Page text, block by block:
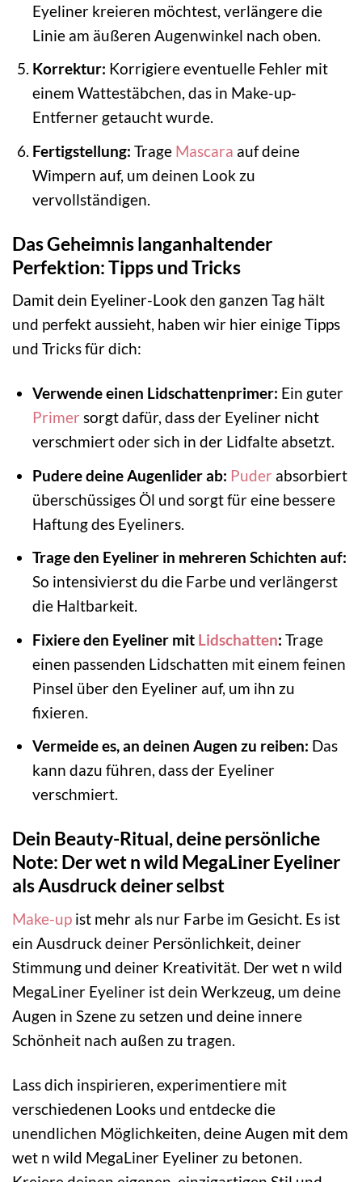
Eyeliner kreieren möchtest, verlängere die
Linie am äußeren Augenwinkel nach oben.
Korrektur: Korrigiere eventuelle Fehler mit
einem Wattestäbchen, das in Make-up-
Entferner getaucht wurde.
Fertigstellung: Trage Mascara auf deine
Wimpern auf, um deinen Look zu
vervollständigen.
Das Geheimnis langanhaltender
Perfektion: Tipps und Tricks
Damit dein Eyeliner-Look den ganzen Tag hält
und perfekt aussieht, haben wir hier einige Tipps
und Tricks für dich:
Verwende einen Lidschattenprimer: Ein guter
Primer sorgt dafür, dass der Eyeliner nicht
verschmiert oder sich in der Lidfalte absetzt.
Pudere deine Augenlider ab: Puder absorbiert
überschüssiges Öl und sorgt für eine bessere
Haftung des Eyeliners.
Trage den Eyeliner in mehreren Schichten auf:
So intensivierst du die Farbe und verlängerst
die Haltbarkeit.
Fixiere den Eyeliner mit Lidschatten: Trage
einen passenden Lidschatten mit einem feinen
Pinsel über den Eyeliner auf, um ihn zu
fixieren.
Vermeide es, an deinen Augen zu reiben: Das
kann dazu führen, dass der Eyeliner
verschmiert.
Dein Beauty-Ritual, deine persönliche
Note: Der wet n wild MegaLiner Eyeliner
als Ausdruck deiner selbst
Make-up ist mehr als nur Farbe im Gesicht. Es ist
ein Ausdruck deiner Persönlichkeit, deiner
Stimmung und deiner Kreativität. Der wet n wild
MegaLiner Eyeliner ist dein Werkzeug, um deine
Augen in Szene zu setzen und deine innere
Schönheit nach außen zu tragen.
Lass dich inspirieren, experimentiere mit
verschiedenen Looks und entdecke die
unendlichen Möglichkeiten, deine Augen mit dem
wet n wild MegaLiner Eyeliner zu betonen.